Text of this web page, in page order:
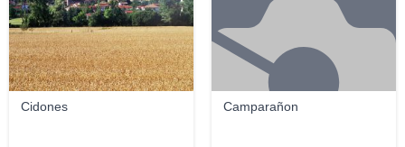
Cidones Camparañon